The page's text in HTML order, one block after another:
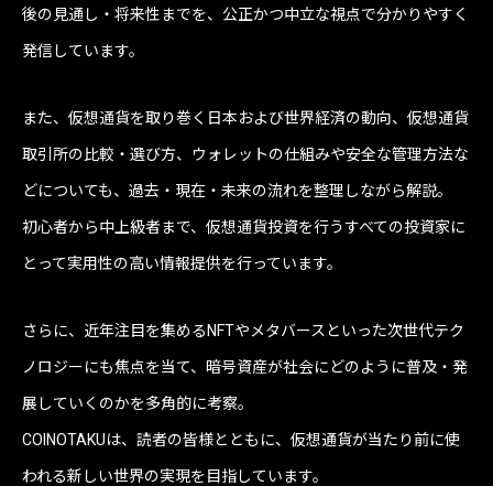
後の見通し・将来性までを、公正かつ中立な視点で分かりやすく
発信しています。
また、仮想通貨を取り巻く日本および世界経済の動向、仮想通貨
取引所の比較・選び方、ウォレットの仕組みや安全な管理方法な
どについても、過去・現在・未来の流れを整理しながら解説。
初心者から中上級者まで、仮想通貨投資を行うすべての投資家に
とって実用性の高い情報提供を行っています。
さらに、近年注目を集めるNFTやメタバースといった次世代テク
ノロジーにも焦点を当て、暗号資産が社会にどのように普及・発
展していくのかを多角的に考察。
COINOTAKUは、読者の皆様とともに、仮想通貨が当たり前に使
われる新しい世界の実現を目指しています。